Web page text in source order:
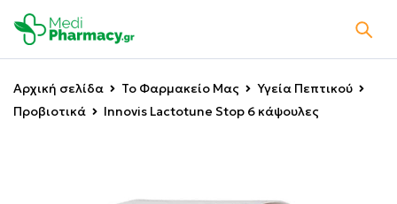
Αρχική σελίδα Το Φαρμακείο Μας
Υγεία Πεπτικού
Προβιοτικά
Innovis Lactotune Stop 6 κάψουλες